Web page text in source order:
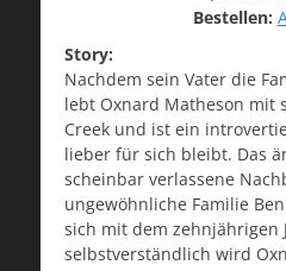
Bestellen:
Story:
Nachdem sein Vater die
lebt Oxnard Matheson mit
Creek und ist ein
lieber für sich bleibt. Das
scheinbar verlassene
ungewöhnliche Familie
sich mit dem zehnjährigen
selbstverständlich wird